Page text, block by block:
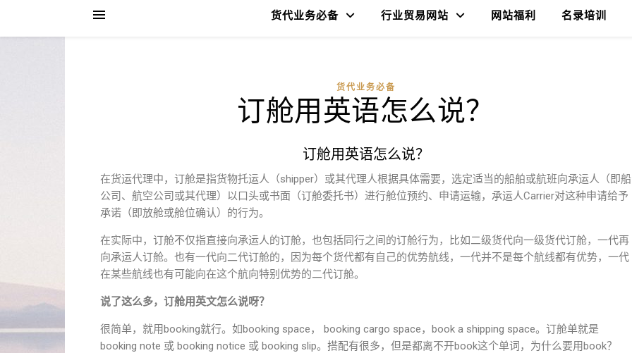
货代业务必备 行业贸易网站 网站福利 名录培训
货代业务必备
订舱用英语怎么说？
订舱用英语怎么说？
在货运代理中，订舱是指货物托运人（shipper）或其代理人根据具体需要，选定适当的船舶或航班向承运人（即船
公司、航空公司或其代理）以口头或书面（订舱委托书）进行舱位预约、申请运输，承运人Carrier对这种申请给予
承诺（即放舱或舱位确认）的行为。
在实际中，订舱不仅指直接向承运人的订舱，也包括同行之间的订舱行为，比如二级货代向一级货代订舱，一代再
向承运人订舱。也有一代向二代订舱的，因为每个货代都有自己的优势航线，一代并不是每个航线都有优势，一代
在某些航线也有可能向在这个航向特别优势的二代订舱。
说了这么多，订舱用英文怎么说呀？
很简单，就用booking就行。如booking space， booking cargo space，book a shipping space。订舱单就是
booking note 或 booking notice 或 booking slip。搭配有很多，但是都离不开book这个单词，为什么要用book？